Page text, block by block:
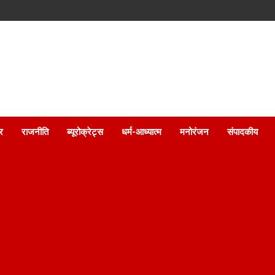
राजनीति ब्यूरोक्रेट्स धर्म-आध्यात्म मनोरंजन संपादकीय